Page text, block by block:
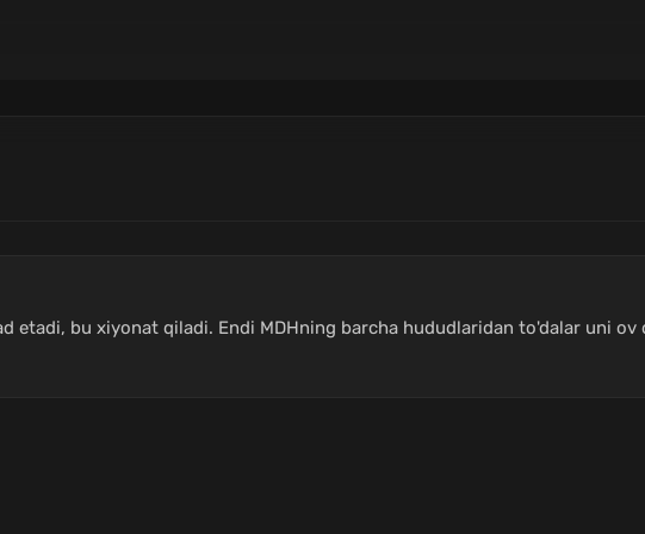
etadi, bu xiyonat qiladi. Endi MDHning barcha hududlaridan to'dalar uni